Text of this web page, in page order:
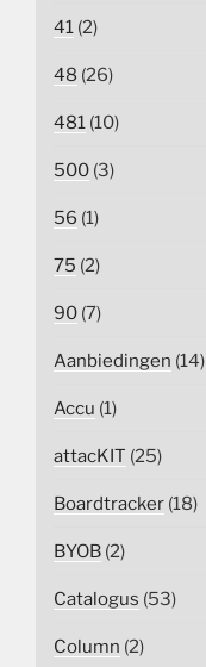
41 (2)
48 (26)
481 (10)
500 (3)
56 (1)
75 (2)
90 (7)
Aanbiedingen (14)
Accu (1)
attacKIT (25)
Boardtracker (18)
BYOB (2)
Catalogus (53)
Column (2)